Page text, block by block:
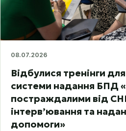
08.07.2026
Відбулися тренінги
системи надання БПД
постраждалими від
інтерв’ювання та
допомоги»